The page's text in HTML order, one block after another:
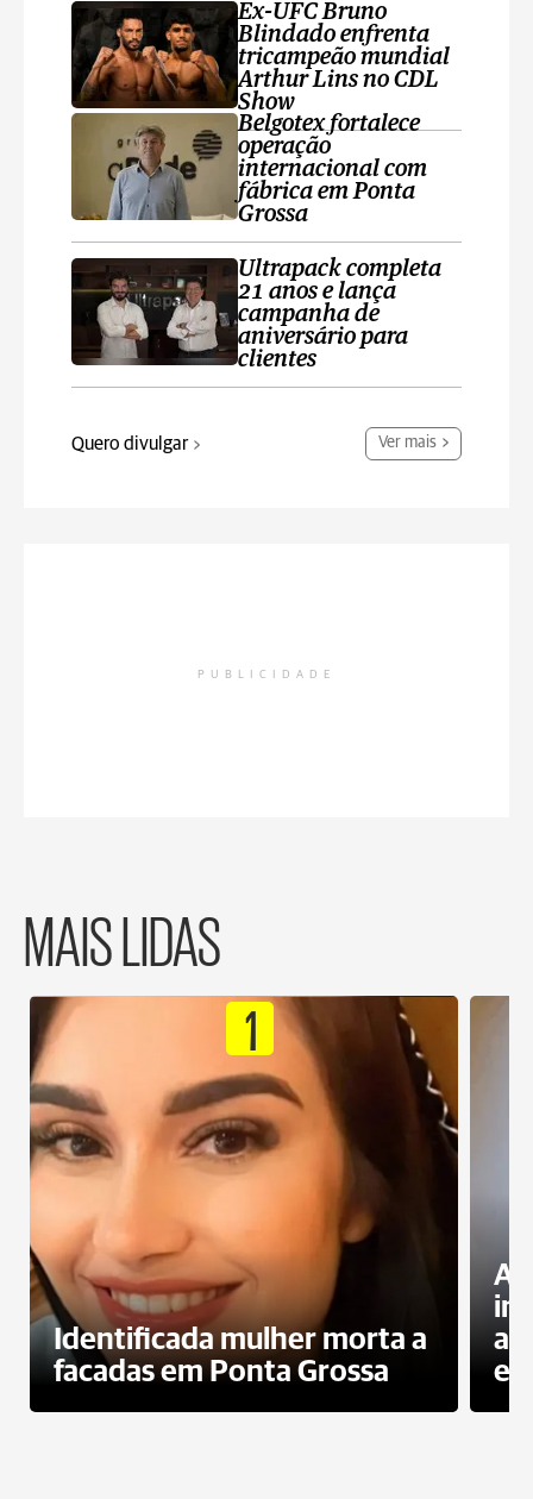
Ex-UFC Bruno
Blindado enfrenta
tricampeão mundial
Arthur Lins no CDL
Show
Belgotex fortalece
operação
internacional com
fábrica em Ponta
Grossa
Ultrapack completa
21 anos e lança
campanha de
aniversário para
clientes
Quero divulgar Ver mais
PUBLICIDADE
MAIS LIDAS
1
Identificada mulher morta a
facadas em Ponta Grossa